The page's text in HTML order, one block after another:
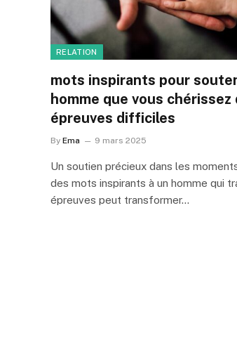
RELATION
mots inspirants pour
homme que vous chérissez
épreuves difficiles
By Ema 9 mars 2025
Un soutien précieux dans les
des mots inspirants à un homme qui
épreuves peut transformer…